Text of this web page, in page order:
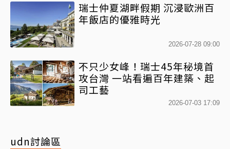
瑞士仲夏湖畔假期 沉浸歐洲百
年飯店的優雅時光
2026-07-28 09:00
不只少女峰！瑞士45年秘境首
攻台灣 一站看遍百年建築、起
司工藝
2026-07-03 17:09
udn討論區